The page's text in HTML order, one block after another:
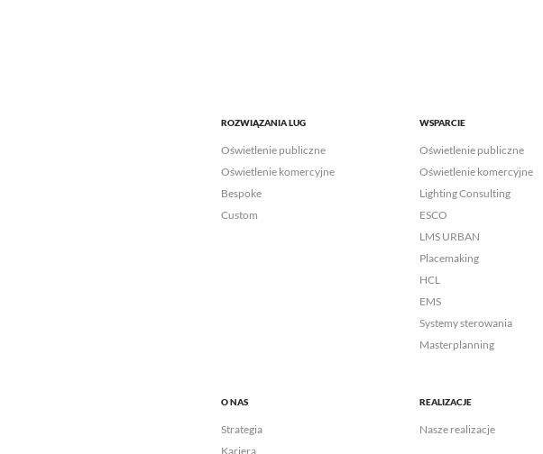
ROZWIĄZANIA LUG
Oświetlenie publiczne
Oświetlenie komercyjne
Bespoke
Custom
WSPARCIE
Oświetlenie publiczne
Oświetlenie komercyjne
Lighting Consulting
ESCO
LMS URBAN
Placemaking
HCL
EMS
Systemy sterowania
Masterplanning
O NAS
Strategia
Kariera
REALIZACJE
Nasze realizacje